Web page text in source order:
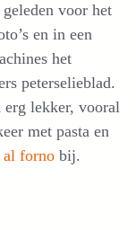
voor het
en in een
het
peterselieblad.
erg lekker, vooral
met pasta en
al forno bij.